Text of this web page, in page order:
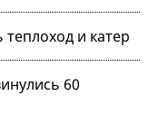
и катер
60